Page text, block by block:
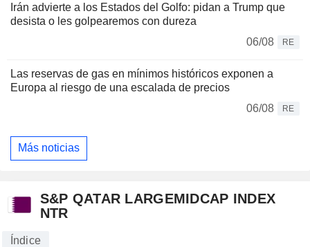
Irán advierte a los Estados del Golfo: pidan a Trump que
desista o les golpearemos con dureza
06/08
RE
Las reservas de gas en mínimos históricos exponen a
Europa al riesgo de una escalada de precios
06/08
RE
Más noticias
S&P QATAR LARGEMIDCAP INDEX
NTR
Índice